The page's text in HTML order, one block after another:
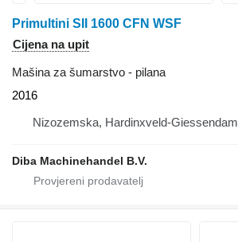
Primultini SII 1600 CFN WSF
Cijena na upit
Mašina za šumarstvo - pilana
2016
Nizozemska, Hardinxveld-Giessendam
Diba Machinehandel B.V.